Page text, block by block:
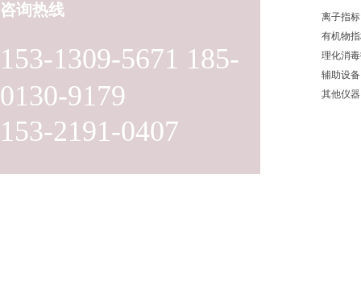
153-1309-5671 185-
0130-9179
153-2191-0407
咨询热线
离子指标
有机物
理化消
辅助设备
其他仪器